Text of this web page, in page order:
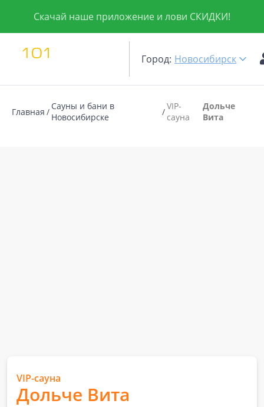
Скачай наше приложение и лови СКИДКИ!
Город: Новосибирск
Главная
Сауны и бани в
Новосибирске
VIP-
сауна
Дольче
Вита
VIP-сауна
Дольче Вита